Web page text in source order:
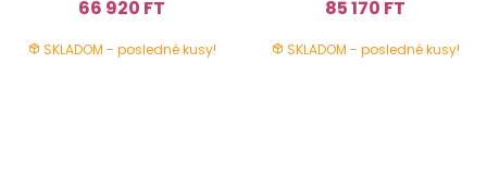
66 920 FT
SKLADOM - posledné kusy!
85 170 FT
SKLADOM - posledné kusy!